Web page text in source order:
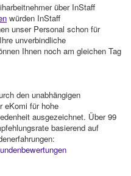
über InStaff
würden InStaff
unser Personal schon für
unverbindliche
Ihnen noch am gleichen Tag
den unabhängigen
eKomi für hohe
ausgezeichnet. Über 99
basierend auf